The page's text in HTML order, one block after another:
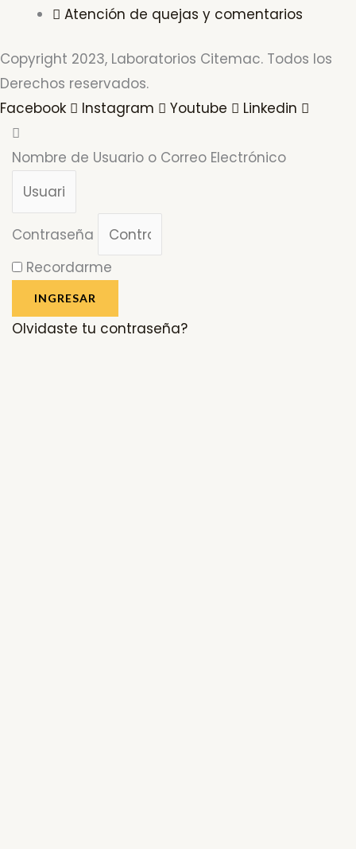
Atención de quejas y comentarios
Copyright 2023, Laboratorios Citemac. Todos los
Derechos reservados.
Facebook
Instagram Youtube Linkedin
Nombre de Usuario o Correo Electrónico
Contraseña
Recordarme
INGRESAR
Olvidaste tu contraseña?